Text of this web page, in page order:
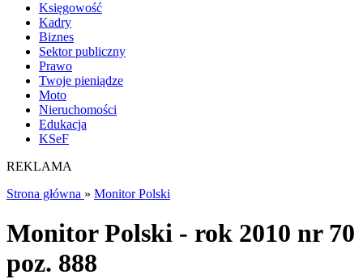
Księgowość
Kadry
Biznes
Sektor publiczny
Prawo
Twoje pieniądze
Moto
Nieruchomości
Edukacja
KSeF
REKLAMA
Strona główna » Monitor Polski
Monitor Polski - rok 2010 nr 70
poz. 888